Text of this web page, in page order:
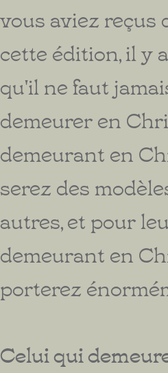
vous aviez reçus
cette édition, il y
qu'il ne faut
demeurer en
demeurant en
serez des
autres, et pour
demeurant en
porterez
Celui qui